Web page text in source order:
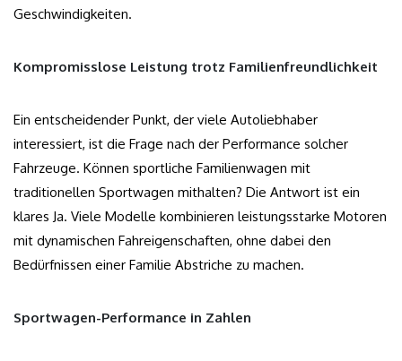
Geschwindigkeiten.
Kompromisslose Leistung trotz Familienfreundlichkeit
Ein entscheidender Punkt, der viele Autoliebhaber
interessiert, ist die Frage nach der Performance solcher
Fahrzeuge. Können sportliche Familienwagen mit
traditionellen Sportwagen mithalten? Die Antwort ist ein
klares Ja. Viele Modelle kombinieren leistungsstarke Motoren
mit dynamischen Fahreigenschaften, ohne dabei den
Bedürfnissen einer Familie Abstriche zu machen.
Sportwagen-Performance in Zahlen